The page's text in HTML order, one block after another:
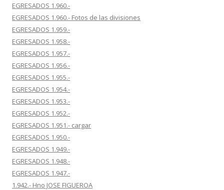
EGRESADOS 1.960.-
EGRESADOS 1.960.- Fotos de las divisiones
EGRESADOS 1.959.-
EGRESADOS 1.958.-
EGRESADOS 1.957.-
EGRESADOS 1.956.-
EGRESADOS 1.955.-
EGRESADOS 1.954.-
EGRESADOS 1.953.-
EGRESADOS 1.952.-
EGRESADOS 1.951.- cargar
EGRESADOS 1.950.-
EGRESADOS 1.949.-
EGRESADOS 1.948.-
EGRESADOS 1.947.-
1.942.- Hno JOSE FIGUEROA